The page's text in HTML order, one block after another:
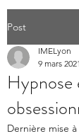
Post
Hypnose
IMELyon
9 mars 2021
Dernière mise